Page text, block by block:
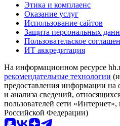
Этика и комплаенс
Оказание услуг
Использование сайтов
Защита персональных
Пользовательское
ИТ аккредитация
На информационном ресурсе
рекомендательные технологии
предоставления информации на
и анализа сведений,
пользователей сети
Российской Федерации)